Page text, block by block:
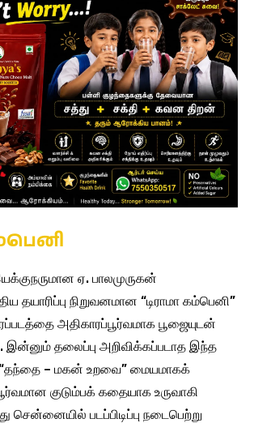
ஏ. பாலமுருகன்
தயாரிப்பு நிறுவனமான “டிராமா கம்பெனி”
அதிகாரப்பூர்வமாக பூஜையுடன்
இன்னும் தலைப்பு அறிவிக்கப்படாத இந்த
“தந்தை – மகன் உறவை” மையமாகக்
குடும்பக் கதையாக உருவாகி
சென்னையில் படப்பிடிப்பு நடைபெற்று